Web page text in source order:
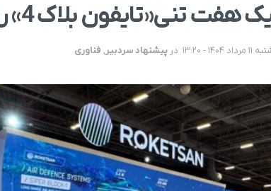
«تایفون بلاک 4» رونمایی کرد
مرداد 1404 - 13:20 در پیشنهاد سردبیر, فناوری